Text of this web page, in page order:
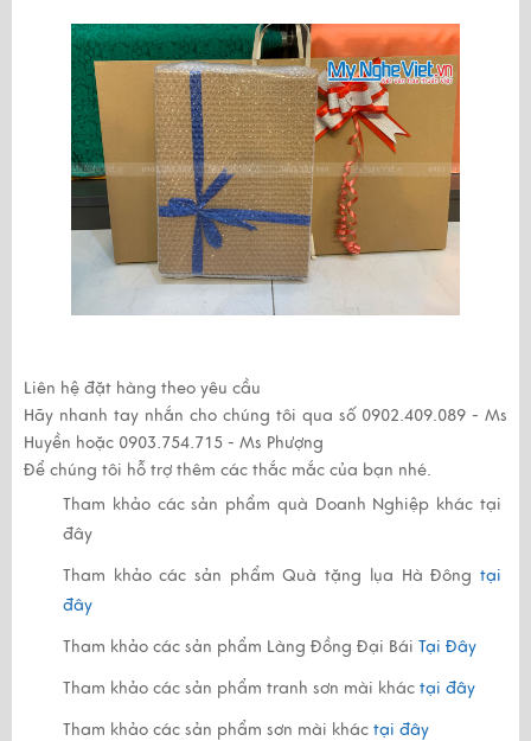
Liên hệ đặt hàng theo yêu cầu
Hãy nhanh tay nhắn cho chúng tôi qua số 0902.409.089 - Ms
Huyền hoặc 0903.754.715 - Ms Phượng
Để chúng tôi hỗ trợ thêm các thắc mắc của bạn nhé.
Tham khảo các sản phẩm quà Doanh Nghiệp khác tại
đây
Tham khảo các sản phẩm Quà tặng lụa Hà Đông tại
đây
Tham khảo các sản phẩm Làng Đồng Đại Bái Tại Đây
Tham khảo các sản phẩm tranh sơn mài khác tại đây
Tham khảo các sản phẩm sơn mài khác tại đây